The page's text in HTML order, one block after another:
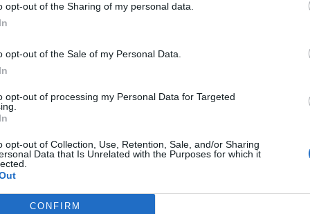
opt-out of the Sharing of my personal data.
opt-out of the Sale of my Personal Data.
opt-out of processing my Personal Data for Targeted
opt-out of Collection, Use, Retention, Sale, and/or Sharing
Data that Is Unrelated with the Purposes for which it
CONFIRM
makroadatok ismét érezhető romlást mutattak, ennek
jegybanki eszközvásárlás beindításával kapcsolatos
között többen is vannak, akik úgy vélik a Fed hamarosan
átmenetileg hűthette Bernanke legutóbbi bizottsági
portfolio.hu hírarchívumához tartozik, melynek olvasása
cikkarchívum